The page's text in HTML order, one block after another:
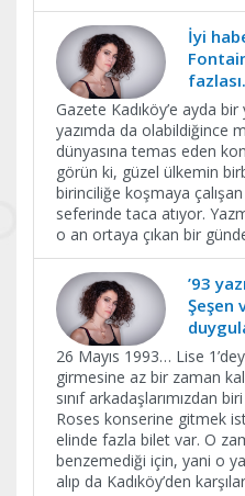
İyi
Gazete Kadıköy’e ayda
yazımda da olabildiğince
dünyasına temas eden
görün ki, güzel ülkemin
birinciliğe koşmaya
seferinde taca atıyor.
o an ortaya çıkan bir
’93
Şeşen
26 Mayıs 1993… Lise
girmesine az bir zaman
sınıf arkadaşlarımızdan
Roses konserine gitmek
elinde fazla bilet var. O
benzemediği için, yani o
alıp da Kadıköy’den